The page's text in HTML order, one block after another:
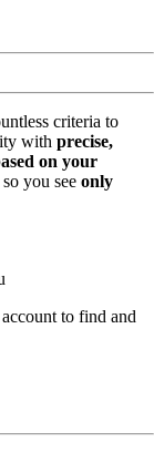
criteria to
with precise,
on your
you see only
account to find and